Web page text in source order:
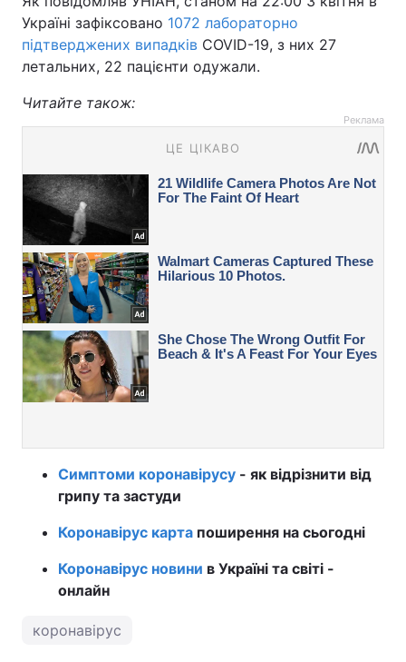
Україні зафіксовано 1072 лабораторно
підтверджених випадків COVID-19, з них 27
летальних, 22 пацієнти одужали.
Читайте також:
Реклама
Симптоми коронавірусу - як відрізнити від
грипу та застуди
Коронавірус карта поширення на сьогодні
Коронавірус новини в Україні та світі -
онлайн
коронавірус